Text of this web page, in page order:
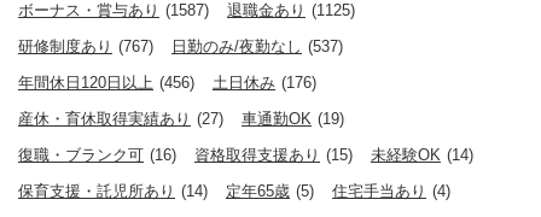
ボーナス・賞与あり (1587) 退職金あり (1125)
研修制度あり (767) 日勤のみ/夜勤なし (537)
年間休日120日以上 (456) 土日休み (176)
産休・育休取得実績あり (27) 車通勤OK (19)
復職・ブランク可 (16) 資格取得支援あり (15) 未経験OK (14)
保育支援・託児所あり (14) 定年65歳 (5) 住宅手当あり (4)